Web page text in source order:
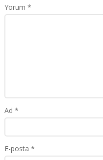
Yorum *
Ad *
E-posta *